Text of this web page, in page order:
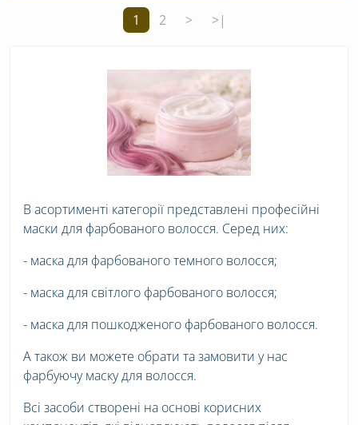
1 2 > >|
В асортименті категорії представлені професійні
маски для фарбованого волосся. Серед них:
- маска для фарбованого темного волосся;
- маска для світлого фарбованого волосся;
- маска для пошкодженого фарбованого волосся.
А також ви можете обрати та замовити у нас
фарбуючу маску для волосся.
Всі засоби створені на основі корисних